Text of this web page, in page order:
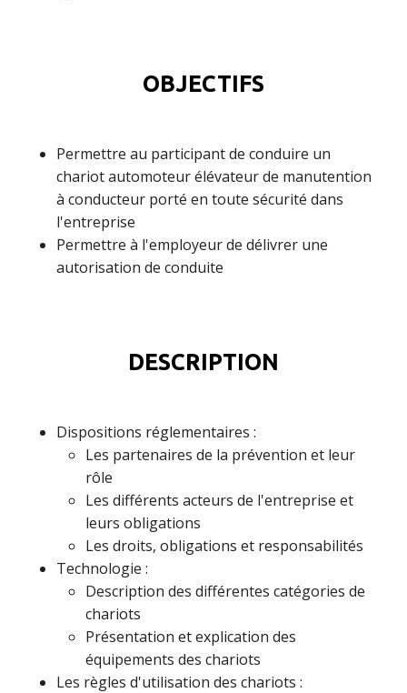
OBJECTIFS
Permettre au participant de conduire un
chariot automoteur élévateur de manutention
à conducteur porté en toute sécurité dans
l'entreprise
Permettre à l'employeur de délivrer une
autorisation de conduite
DESCRIPTION
Dispositions réglementaires :
Les partenaires de la prévention et leur
rôle
Les différents acteurs de l'entreprise et
leurs obligations
Les droits, obligations et responsabilités
Technologie :
Description des différentes catégories de
chariots
Présentation et explication des
équipements des chariots
Les règles d'utilisation des chariots :